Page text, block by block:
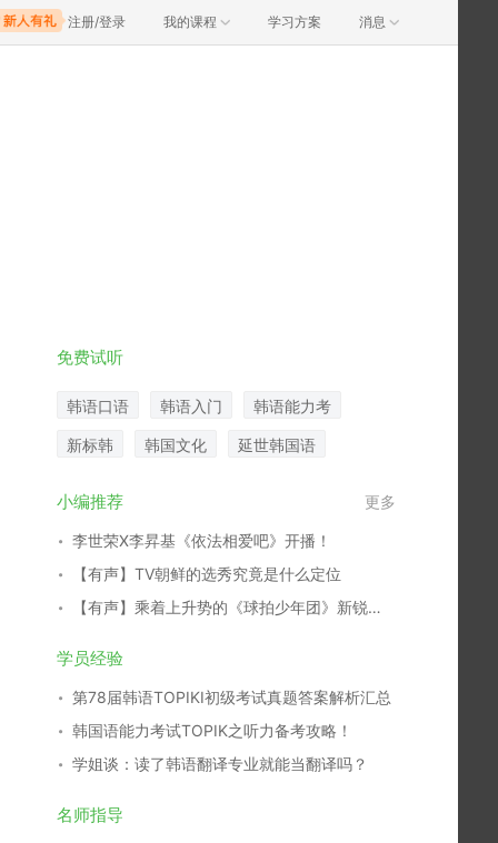
注册/登录 我的课程 学习方案 消息
免费试听
韩语口语 韩语入门 韩语能力考
新标韩 韩国文化 延世韩国语
小编推荐 更多
李世荣X李昇基《依法相爱吧》开播！
【有声】TV朝鲜的选秀究竟是什么定位
【有声】乘着上升势的《球拍少年团》新锐演员们
学员经验
第78届韩语TOPIKⅠ初级考试真题答案解析汇总
韩国语能力考试TOPIK之听力备考攻略！
学姐谈：读了韩语翻译专业就能当翻译吗？
名师指导